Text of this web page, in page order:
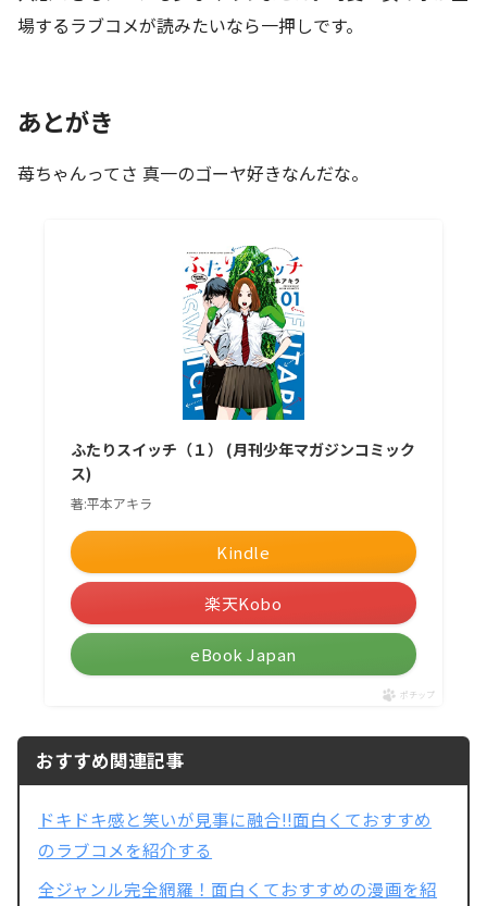
場するラブコメが読みたいなら一押しです。
あとがき
苺ちゃんってさ 真一のゴーヤ好きなんだな。
ふたりスイッチ（１） (月刊少年マガジンコミック
ス)
著:平本アキラ
Kindle
楽天Kobo
eBook Japan
ポチップ
おすすめ関連記事
ドキドキ感と笑いが見事に融合!!面白くておすすめ
のラブコメを紹介する
全ジャンル完全網羅！面白くておすすめの漫画を紹